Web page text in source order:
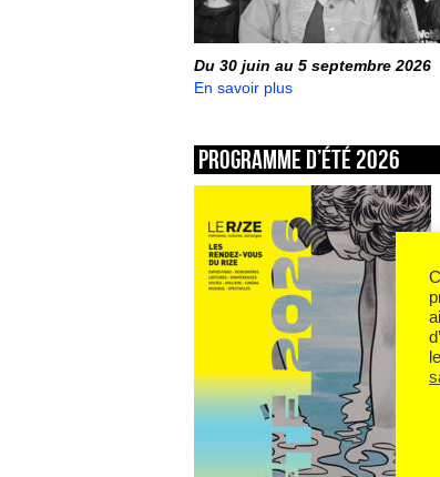
Du 30 juin au 5 septembre 2026
En savoir plus
Programme d’été 2026